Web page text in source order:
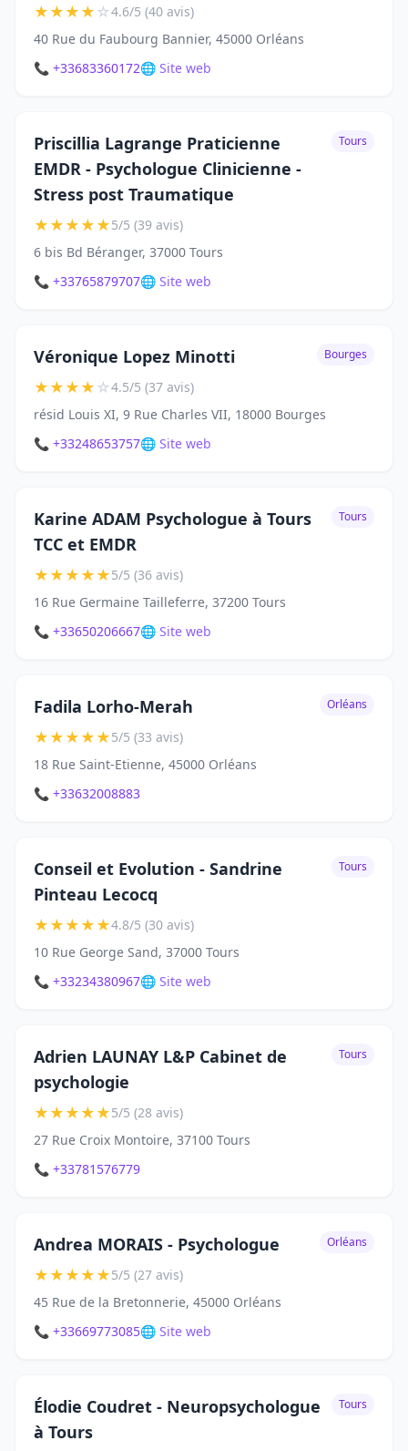
★★★★☆4.6/5 (40 avis)
40 Rue du Faubourg Bannier, 45000 Orléans
📞 +33683360172🌐 Site web
Priscillia Lagrange Praticienne
EMDR - Psychologue Clinicienne -
Stress post Traumatique
Tours
★★★★★5/5 (39 avis)
6 bis Bd Béranger, 37000 Tours
📞 +33765879707🌐 Site web
Véronique Lopez Minotti Bourges
★★★★☆4.5/5 (37 avis)
résid Louis XI, 9 Rue Charles VII, 18000 Bourges
📞 +33248653757🌐 Site web
Karine ADAM Psychologue à Tours
TCC et EMDR
Tours
★★★★★5/5 (36 avis)
16 Rue Germaine Tailleferre, 37200 Tours
📞 +33650206667🌐 Site web
Fadila Lorho-Merah Orléans
★★★★★5/5 (33 avis)
18 Rue Saint-Etienne, 45000 Orléans
📞 +33632008883
Conseil et Evolution - Sandrine
Pinteau Lecocq
Tours
★★★★★4.8/5 (30 avis)
10 Rue George Sand, 37000 Tours
📞 +33234380967🌐 Site web
Adrien LAUNAY L&P Cabinet de
psychologie
Tours
★★★★★5/5 (28 avis)
27 Rue Croix Montoire, 37100 Tours
📞 +33781576779
Andrea MORAIS - Psychologue Orléans
★★★★★5/5 (27 avis)
45 Rue de la Bretonnerie, 45000 Orléans
📞 +33669773085🌐 Site web
Élodie Coudret - Neuropsychologue
à Tours
Tours